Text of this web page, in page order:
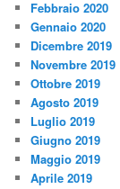
Febbraio 2020
Gennaio 2020
Dicembre 2019
Novembre 2019
Ottobre 2019
Agosto 2019
Luglio 2019
Giugno 2019
Maggio 2019
Aprile 2019